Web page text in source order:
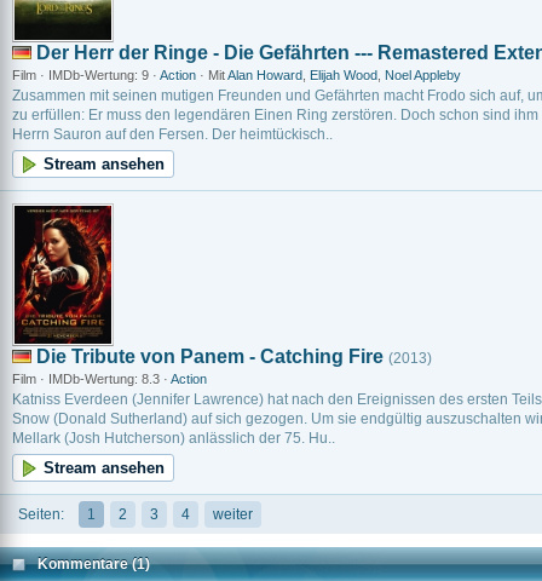
Der Herr der Ringe - Die Gefährten --- Remastered
Film · IMDb-Wertung: 9 · Action · MitAlan Howard Elijah Wood Noel Appleby
Zusammen mit seinen mutigen Freunden und Gefährten macht Frodo sich auf,
zu erfüllen: Er muss den legendären Einen Ring zerstören. Doch schon sind
Herrn Sauron auf den Fersen. Der heimtückisch..
Stream ansehen
Die Tribute von Panem - Catching Fire (2013)
Film · IMDb-Wertung: 8.3 · Action
Katniss Everdeen (Jennifer Lawrence) hat nach den Ereignissen des ersten
Snow (Donald Sutherland) auf sich gezogen. Um sie endgültig auszuschalten
Mellark (Josh Hutcherson) anlässlich der 75. Hu..
Stream ansehen
Seiten: 1 2 3 4 weiter
Kommentare (1)